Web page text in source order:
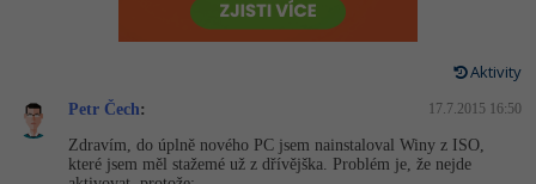
HTML5, CSS3, Bootstrap, SEO
SQL a databáze
Testování a verzování
PHP
JavaScript
Python
Vývojář mobilních aplikací
-80%
PHP
Digitální gramotnost
WordPress
Aktivity
Petr Čech: 17.7.2015 16:50
Zdravím, do úplně nového PC jsem nainstaloval Winy z ISO,
které jsem měl stažemé už z dřívějška. Problém je, že nejde